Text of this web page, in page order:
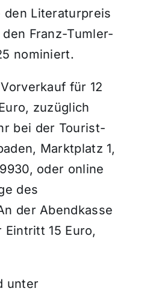
den Literaturpreis
Franz-Tumler-
nominiert.
für 12
zuzüglich
bei der Tourist-
Marktplatz 1,
oder online
des
der Abendkasse
15 Euro,
unter